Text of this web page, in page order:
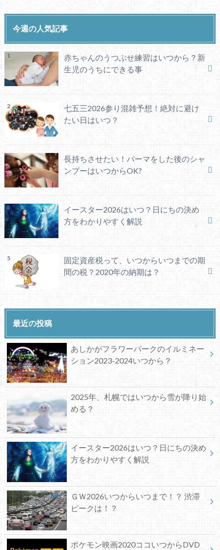
今週の人気記事
赤ちゃんのうつぶせ練習はいつから？新
生児のうちにできる事
七五三2026参り混雑予想！絶対に避け
たい日はいつ？
長持ちさせたい！パーマをした後のシャ
ンプーはいつからOK?
イースター2026はいつ？日にちの決め
方をわかりやすく解説
固定資産税って、いつからいつまでの期
間の税？2020年の納期は？
最近の投稿
あしかがフラワーパークのイルミネー
ション2023-2024いつから？
2025年、札幌ではいつから雪が降り始
める？
イースター2026はいつ？日にちの決め
方をわかりやすく解説
ＧＷ2026いつからいつまで！？ 渋滞
ピークは！？
ポケモン映画2020ココいつからDVD